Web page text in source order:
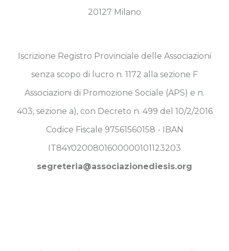
20127 Milano
Iscrizione Registro Provinciale delle Associazioni
senza scopo di lucro n. 1172 alla sezione F
Associazioni di Promozione Sociale (APS) e n.
403, sezione a), con Decreto n. 499 del 10/2/2016
Codice Fiscale 97561560158 - IBAN
IT84Y0200801600000101123203
segreteria@associazionediesis.org